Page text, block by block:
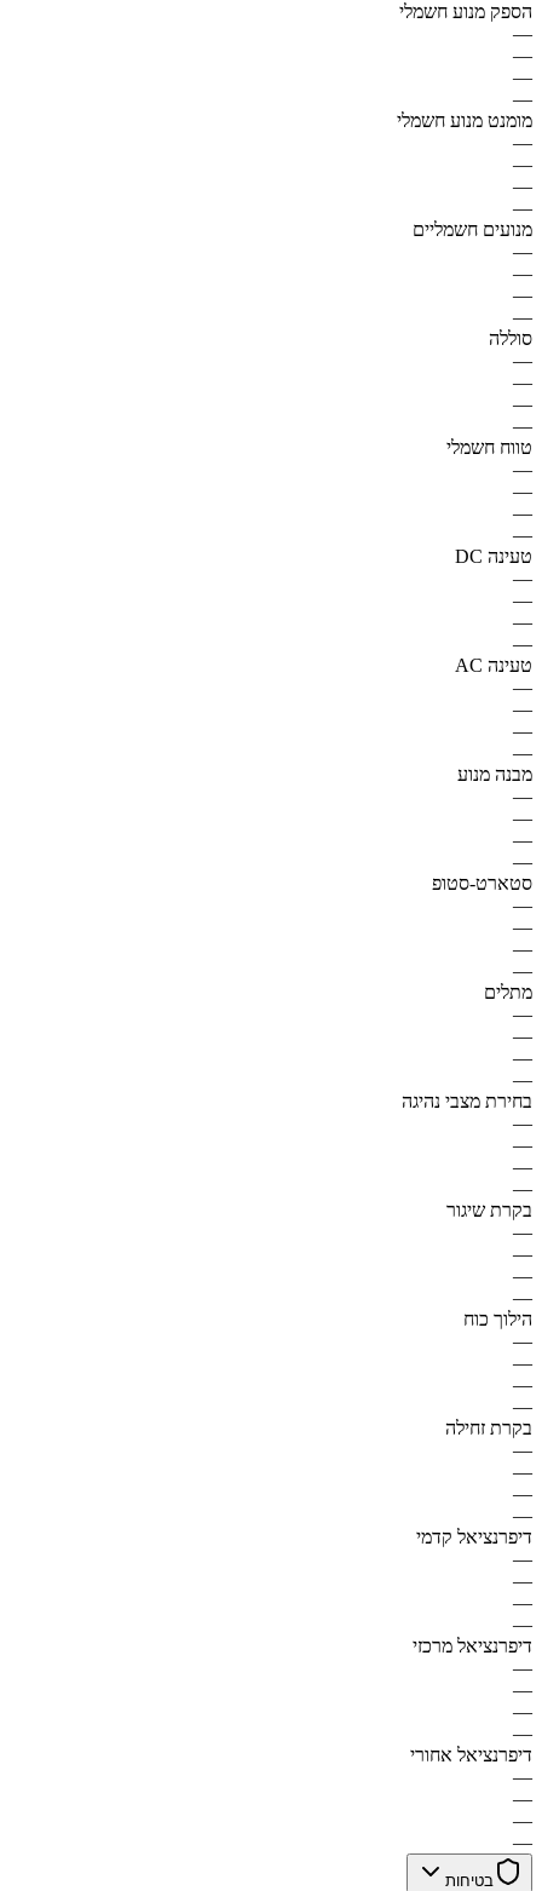
הספק מנוע חשמלי
—
—
—
—
מומנט מנוע חשמלי
—
—
—
—
מנועים חשמליים
—
—
—
—
סוללה
—
—
—
—
טווח חשמלי
—
—
—
—
טעינה DC
—
—
—
—
טעינה AC
—
—
—
—
מבנה מנוע
—
—
—
—
סטארט-סטופ
—
—
—
—
מתלים
—
—
—
—
בחירת מצבי נהיגה
—
—
—
—
בקרת שיגור
—
—
—
—
הילוך כוח
—
—
—
—
בקרת זחילה
—
—
—
—
דיפרנציאל קדמי
—
—
—
—
דיפרנציאל מרכזי
—
—
—
—
דיפרנציאל אחורי
—
—
—
—
בטיחות